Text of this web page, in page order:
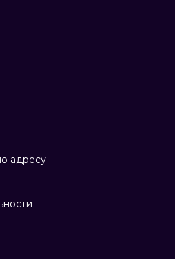
адресу